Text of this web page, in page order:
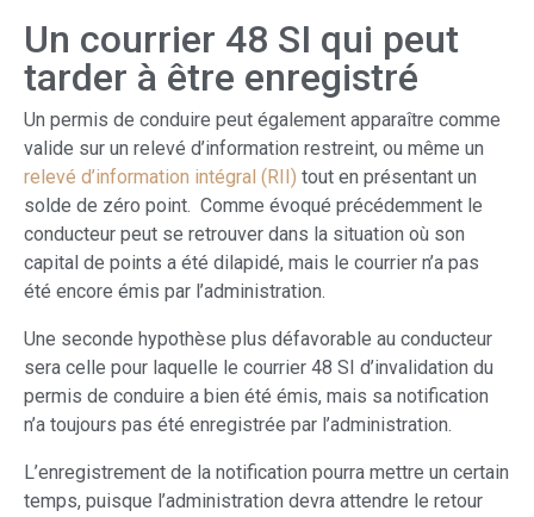
Un courrier 48 SI qui peut
tarder à être enregistré
Un permis de conduire peut également apparaître comme
valide sur un relevé d’information restreint, ou même un
relevé d’information intégral (RII) tout en présentant un
solde de zéro point. Comme évoqué précédemment le
conducteur peut se retrouver dans la situation où son
capital de points a été dilapidé, mais le courrier n’a pas
été encore émis par l’administration.
Une seconde hypothèse plus défavorable au conducteur
sera celle pour laquelle le courrier 48 SI d’invalidation du
permis de conduire a bien été émis, mais sa notification
n’a toujours pas été enregistrée par l’administration.
L’enregistrement de la notification pourra mettre un certain
temps, puisque l’administration devra attendre le retour